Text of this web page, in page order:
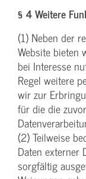
§ 4 Weitere
(1) Neben der
Website bieten
bei Interesse
Regel weitere
wir zur
für die die
(2) Teilweise
Daten externer
sorgfältig